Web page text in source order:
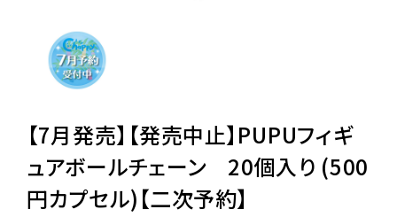
ご利用ガイド
06-6282-7659
【7月発売】【発売中止】PUPUフィギ
ュアボールチェーン 20個入り (500
円カプセル)【二次予約】